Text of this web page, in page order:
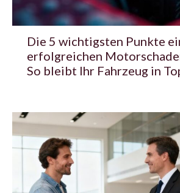
Die 5 wichtigsten Punkte
erfolgreichen
So bleibt Ihr Fahrzeug in